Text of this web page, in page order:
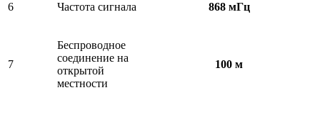
6 Частота сигнала 868 мГц
7
Беспроводное
соединение на
открытой
местности
100 м